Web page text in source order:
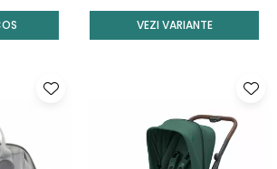
VEZI VARIANTE